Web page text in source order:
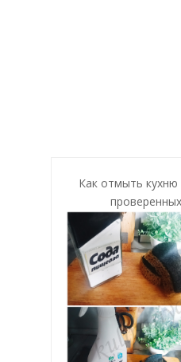
Как отмыть кухню